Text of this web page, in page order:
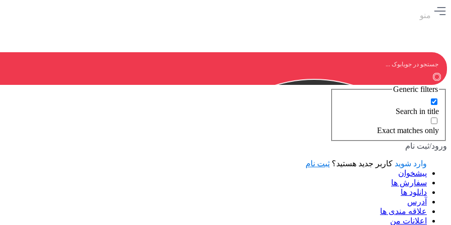
منو
Generic filters
Search in title
Exact matches only
ورود/ثبت نام
وارد شوید کاربر جدید هستید؟ ثبت نام
پیشخوان
سفارش ها
دانلود ها
آدرس
علاقه مندی ها
اعلانات من